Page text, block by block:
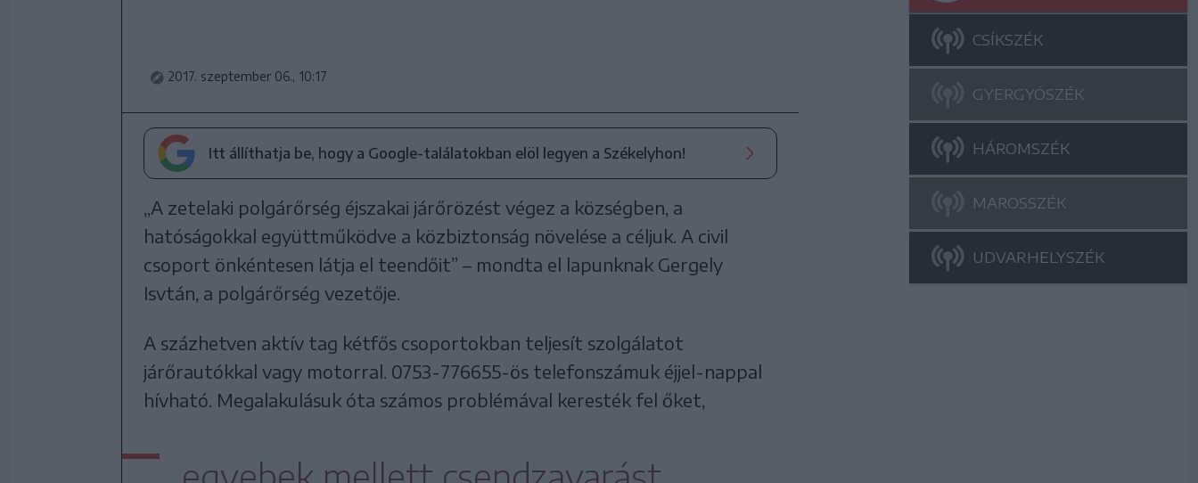
2017. szeptember 06., 10:17
Itt állíthatja be, hogy a Google-találatokban elöl legyen a Székelyhon!
„A zetelaki polgárőrség éjszakai járőrözést végez a községben, a
hatóságokkal együttműködve a közbiztonság növelése a céljuk. A civil
csoport önkéntesen látja el teendőit” – mondta el lapunknak Gergely
Isvtán, a polgárőrség vezetője.
A százhetven aktív tag kétfős csoportokban teljesít szolgálatot
járőrautókkal vagy motorral. 0753-776655-ös telefonszámuk éjjel-nappal
hívható. Megalakulásuk óta számos problémával keresték fel őket,
CSÍKSZÉK
GYERGYÓSZÉK
HÁROMSZÉK
MAROSSZÉK
UDVARHELYSZÉK